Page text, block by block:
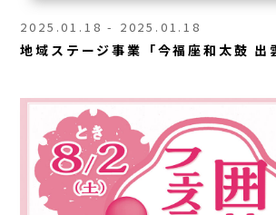
2025.01.18 - 2025.01.18
地域ステージ事業「今福座和太鼓 出